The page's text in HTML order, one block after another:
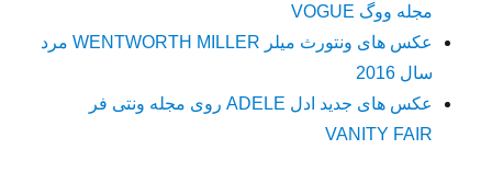
مجله ووگ VOGUE
عکس های ونتورث میلر WENTWORTH MILLER مرد
سال 2016
عکس های جدید ادل ADELE روی مجله ونتی فر
VANITY FAIR